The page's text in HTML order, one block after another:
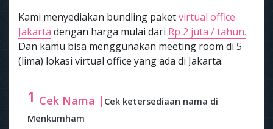
Kami menyediakan bundling paketvirtual office
Jakarta dengan harga mulai dari Rp 2 juta / tahun.
Dan kamu bisa menggunakan meeting room di 5
(lima) lokasi virtual office yang ada di Jakarta.
1 Cek Nama | Cek ketersediaan nama di
Menkumham